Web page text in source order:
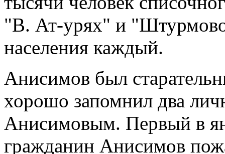
"В. Ат-урях" и
населения каждый.
Анисимов был
хорошо запомнил два
Анисимовым. Первый в
гражданин Анисимов